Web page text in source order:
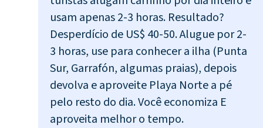
usam apenas 2-3 horas. Resultado?
Desperdício de US$ 40-50. Alugue por 2-
3 horas, use para conhecer a ilha (Punta
Sur, Garrafón, algumas praias), depois
devolva e aproveite Playa Norte a pé
pelo resto do dia. Você economiza E
aproveita melhor o tempo.